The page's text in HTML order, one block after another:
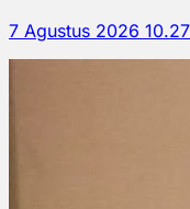
7 Agustus 2026 10.27